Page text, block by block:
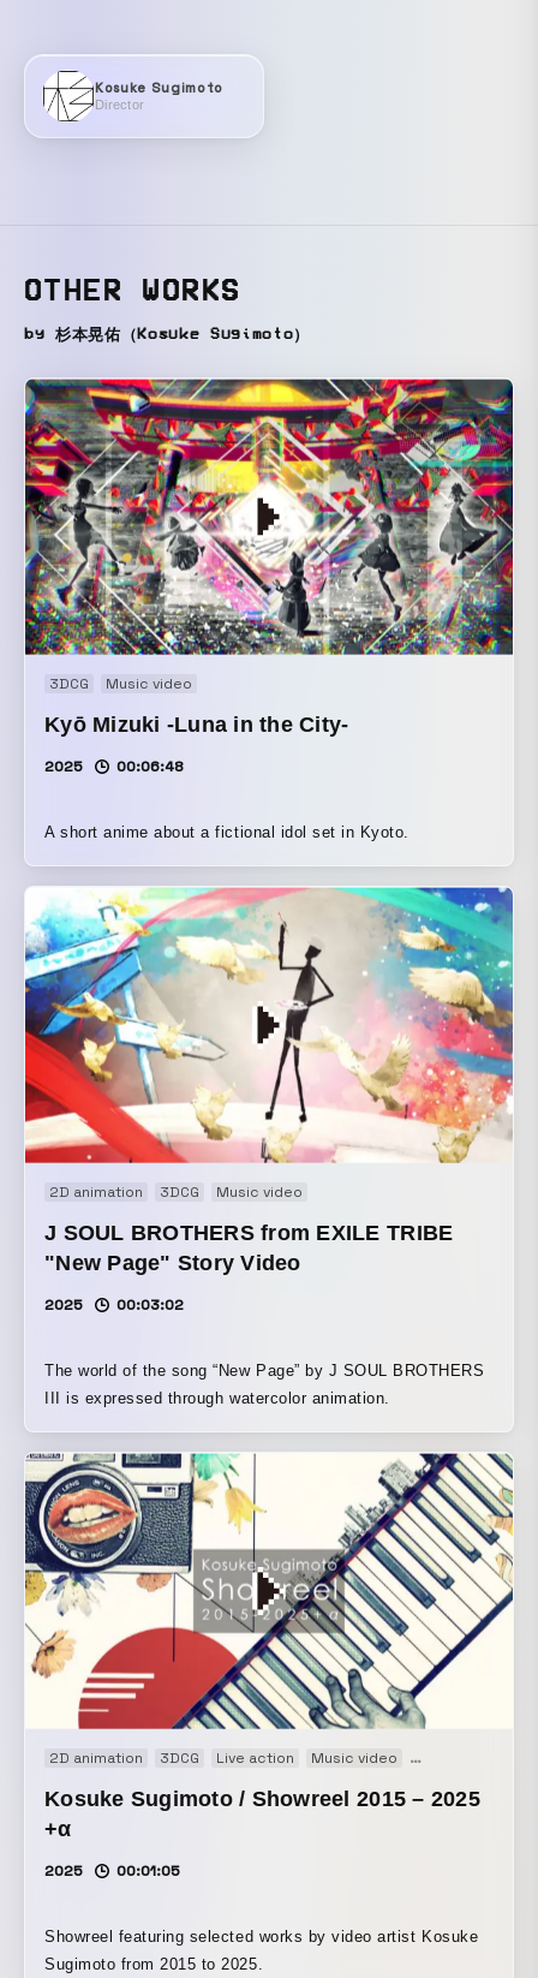
Kosuke Sugimoto
Director
OTHER WORKS
by 杉本晃佑（Kosuke Sugimoto）
3DCG Music video
Kyō Mizuki -Luna in the City-
2025 00:06:48
A short anime about a fictional idol set in Kyoto.
2D animation 3DCG Music video
J SOUL BROTHERS from EXILE TRIBE
"New Page" Story Video
2025 00:03:02
The world of the song “New Page” by J SOUL BROTHERS
III is expressed through watercolor animation.
2D animation 3DCG Live action Music video Showreel
Kosuke Sugimoto / Showreel 2015 – 2025
+α
2025 00:01:05
Showreel featuring selected works by video artist Kosuke
Sugimoto from 2015 to 2025.